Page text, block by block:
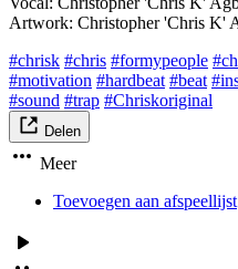
Artwork: Christopher 'Chris K'
#chrisk #chris #formypeople
#motivation #hardbeat #beat
#sound #trap #Chriskoriginal
Delen
Meer
Toevoegen aan afspeellijst